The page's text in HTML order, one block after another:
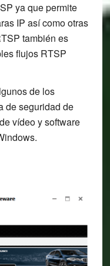
ya que permite
IP así como otras
también es
flujos RTSP
de los
de seguridad de
vídeo y software